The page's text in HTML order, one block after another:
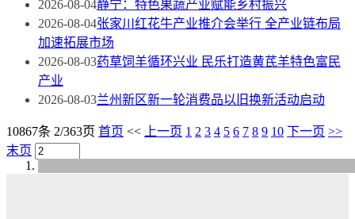
2026-08-04静宁：特色果蔬产业赋能乡村振兴
2026-08-04张家川红花牛产业推介会举行 全产业链布局
加速拓展市场
2026-08-03药草饲羊循环兴业 民乐打造黄芪羊特色富民
产业
2026-08-03兰州新区新一轮消费品以旧换新活动启动
10867条 2/363页 首页 << 上一页 1 2 3 4 5 6 7 8 9 10 下一页 >>
末页